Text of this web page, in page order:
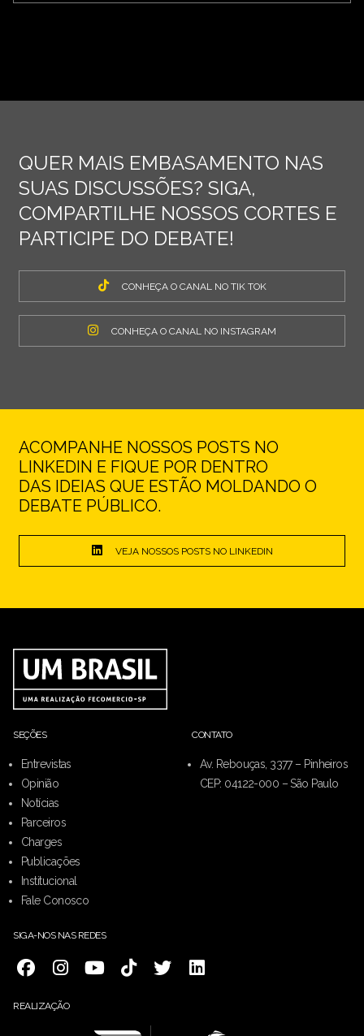
QUER MAIS EMBASAMENTO NAS
SUAS DISCUSSÕES? SIGA,
COMPARTILHE NOSSOS CORTES E
PARTICIPE DO DEBATE!
CONHEÇA O CANAL NO TIK TOK
CONHEÇA O CANAL NO INSTAGRAM
ACOMPANHE NOSSOS POSTS NO
LINKEDIN E FIQUE POR DENTRO
DAS IDEIAS QUE ESTÃO MOLDANDO O
DEBATE PÚBLICO.
VEJA NOSSOS POSTS NO LINKEDIN
SEÇÕES
Entrevistas
Opinião
Notícias
Parceiros
Charges
Publicações
Institucional
Fale Conosco
CONTATO
Av. Rebouças, 3377 – Pinheiros
CEP: 04122-000 – São Paulo
SIGA-NOS NAS REDES
REALIZAÇÃO